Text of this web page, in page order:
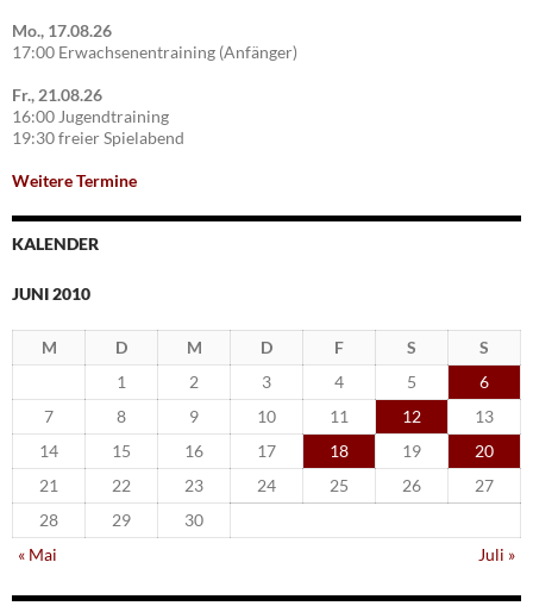
Mo., 17.08.26
17:00 Erwachsenentraining (Anfänger)
Fr., 21.08.26
16:00 Jugendtraining
19:30 freier Spielabend
Weitere Termine
KALENDER
JUNI 2010
M D M D F S
S
1
2 3 4 5
6
7
8 9 10 11 12
13
14
15 16 17 18 19
20
21
22 23 24 25 26
27
28
29
30
« Mai
Juli »